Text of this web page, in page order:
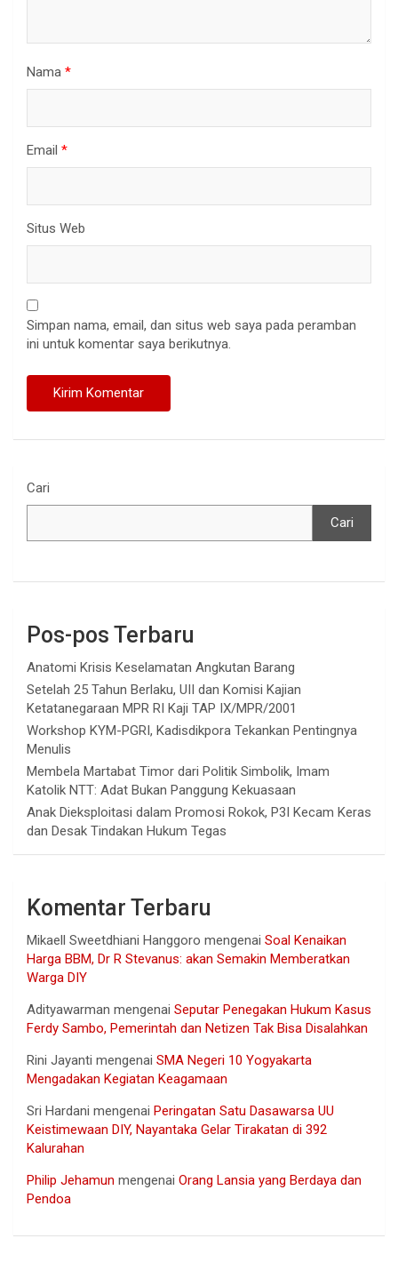
Nama *
Email *
Situs Web
Simpan nama, email, dan situs web saya pada peramban
ini untuk komentar saya berikutnya.
Cari
Cari
Pos-pos Terbaru
Anatomi Krisis Keselamatan Angkutan Barang
Setelah 25 Tahun Berlaku, UII dan Komisi Kajian
Ketatanegaraan MPR RI Kaji TAP IX/MPR/2001
Workshop KYM-PGRI, Kadisdikpora Tekankan Pentingnya
Menulis
Membela Martabat Timor dari Politik Simbolik, Imam
Katolik NTT: Adat Bukan Panggung Kekuasaan
Anak Dieksploitasi dalam Promosi Rokok, P3I Kecam Keras
dan Desak Tindakan Hukum Tegas
Komentar Terbaru
Mikaell Sweetdhiani Hanggoro mengenai Soal Kenaikan
Harga BBM, Dr R Stevanus: akan Semakin Memberatkan
Warga DIY
Adityawarman mengenai Seputar Penegakan Hukum Kasus
Ferdy Sambo, Pemerintah dan Netizen Tak Bisa Disalahkan
Rini Jayanti mengenai SMA Negeri 10 Yogyakarta
Mengadakan Kegiatan Keagamaan
Sri Hardani mengenai Peringatan Satu Dasawarsa UU
Keistimewaan DIY, Nayantaka Gelar Tirakatan di 392
Kalurahan
Philip Jehamun mengenai Orang Lansia yang Berdaya dan
Pendoa